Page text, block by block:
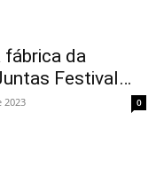
fábrica da
Festival…
2023 0